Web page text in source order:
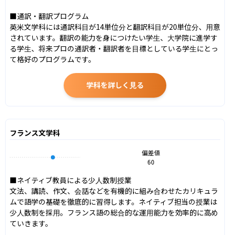
■通訳・翻訳プログラム
英米文学科には通訳科目が14単位分と翻訳科目が20単位分、用意
されています。翻訳の能力を身につけたい学生、大学院に進学す
る学生、将来プロの通訳者・翻訳者を目標としている学生にとっ
て格好のプログラムです。
学科を詳しく見る
フランス文学科
偏差値
60
■ネイティブ教員による少人数制授業
文法、講読、作文、会話などを有機的に組み合わせたカリキュラ
ムで語学の基礎を徹底的に習得します。ネイティブ担当の授業は
少人数制を採用。フランス語の総合的な運用能力を効率的に高め
ていきます。